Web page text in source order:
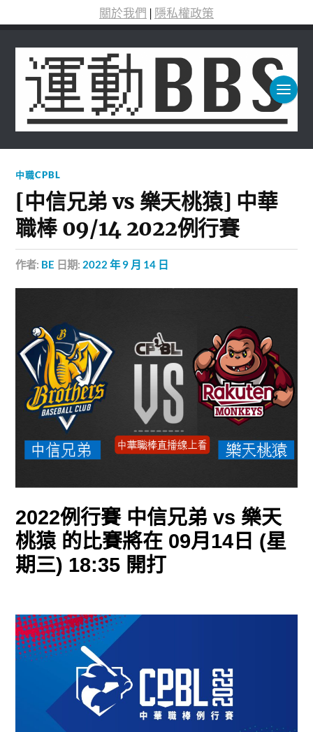
關於我們 | 隱私權政策
中職CPBL
[中信兄弟 vs 樂天桃猿] 中華
職棒 09/14 2022例行賽
作者: BE 日期: 2022 年 9 月 14 日
2022例行賽 中信兄弟 vs 樂天
桃猿 的比賽將在 09月14日 (星
期三) 18:35 開打